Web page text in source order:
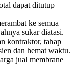
dapat ditutup
ke semua
sukar diatasi.
kontraktor, tahap
dan hemat waktu.
jual membrane